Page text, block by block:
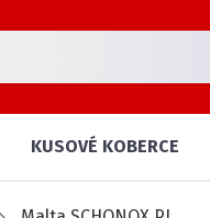
KUSOVÉ KOBERCE